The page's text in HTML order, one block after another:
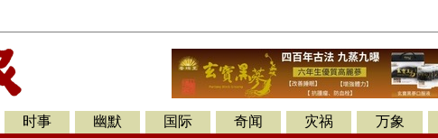
时事 幽默 国际 奇闻 灾祸 万象